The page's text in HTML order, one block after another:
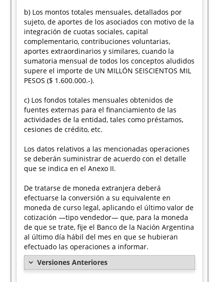
b) Los montos totales mensuales, detallados por
sujeto, de aportes de los asociados con motivo de la
integración de cuotas sociales, capital
complementario, contribuciones voluntarias,
aportes extraordinarios y similares, cuando la
sumatoria mensual de todos los conceptos aludidos
supere el importe de UN MILLÓN SEISCIENTOS MIL
PESOS ($ 1.600.000.-).
c) Los fondos totales mensuales obtenidos de
fuentes externas para el financiamiento de las
actividades de la entidad, tales como préstamos,
cesiones de crédito, etc.
Los datos relativos a las mencionadas operaciones
se deberán suministrar de acuerdo con el detalle
que se indica en el Anexo II.
De tratarse de moneda extranjera deberá
efectuarse la conversión a su equivalente en
moneda de curso legal, aplicando el último valor de
cotización —tipo vendedor— que, para la moneda
de que se trate, fije el Banco de la Nación Argentina
al último día hábil del mes en que se hubieran
efectuado las operaciones a informar.
Versiones Anteriores